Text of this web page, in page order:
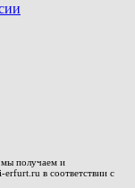
мы получаем и
erfurt.ru в соответствии с